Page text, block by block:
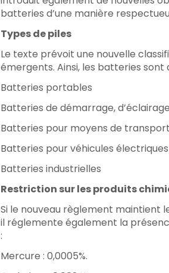
batteries d’une manière
Types de piles
Le texte prévoit une nouvelle
émergents. Ainsi, les batteries
Batteries portables
Batteries de démarrage,
Batteries pour moyens de
Batteries pour véhicules électriques
Batteries industrielles
Restriction sur les produits
Si le nouveau règlement maintient
il réglemente également la
:
Mercure : 0,0005%.